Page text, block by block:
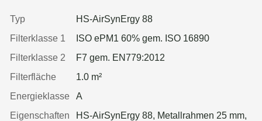
Typ
HS-AirSynErgy 88
Filterklasse 1
ISO ePM1 60% gem. ISO 16890
Filterklasse 2
F7 gem. EN779:2012
Filterfläche
1.0 m²
Energieklasse
A
Eigenschaften
HS-AirSynErgy 88, Metallrahmen 25 mm,